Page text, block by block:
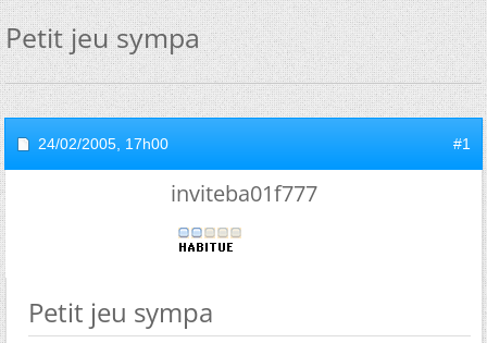
Petit jeu sympa
24/02/2005, 17h00 #1
inviteba01f777
Petit jeu sympa